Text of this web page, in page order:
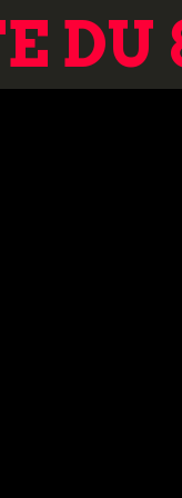
DU